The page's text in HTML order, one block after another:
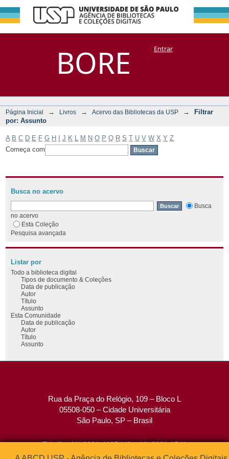
BORE
Filtrar por:
Assunto
DSpace/Manakin + CoriscoEntrar
Página Inicial → Livros → Acervo das Bibliotecas da USP →
Filtrar
por: Assunto
A B C D E F G H J K M N O P Q R S T U V W X Y Z
Começa com
Busca no acervo
Busca
no acervo
Esta Coleção
Pesquisa avançada
Listar por
Todo a biblioteca digital
Tipos de documento & Coleções
Data de publicação
Autor
Título
Assunto
Esta Comunidade
Data de publicação
Autor
Título
Assunto
Rua da Praça do Relógio, 109 – Bloco L
05508-050 – Cidade Universitária
São Paulo, SP – Brasil
Tel: (0xx11) 3091-4195 / (0xx11) 3091-1541
Fax: (0xx11) 3091-1567